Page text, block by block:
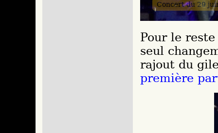
Concert du 29
Pour le
seul
rajout du
première